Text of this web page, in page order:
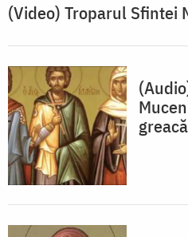
(Video) Troparul Sfintei